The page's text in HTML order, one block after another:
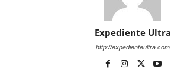
Expediente Ultra
http://expedienteultra.com